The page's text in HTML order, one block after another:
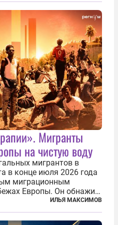
Мигранты
на чистую воду
мигрантов в
в конце июля 2026 года
миграционным
Европы. Он обнажил
внутри Евросоюза,
десятилетиями
политика ЕС
ИЛЬЯ МАКСИМОВ